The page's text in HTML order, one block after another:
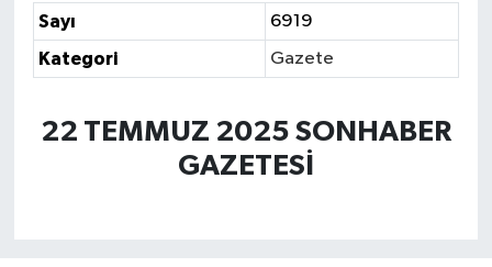
Sayı
6919
Kategori
Gazete
22 TEMMUZ 2025 SONHABER
GAZETESİ